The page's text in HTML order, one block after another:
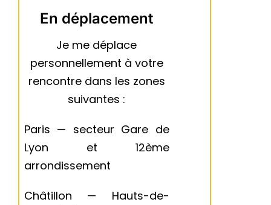
En déplacement
Je me déplace
personnellement à votre
rencontre dans les zones
suivantes :
Paris — secteur Gare de
Lyon et 12ème
arrondissement
Châtillon — Hauts-de-